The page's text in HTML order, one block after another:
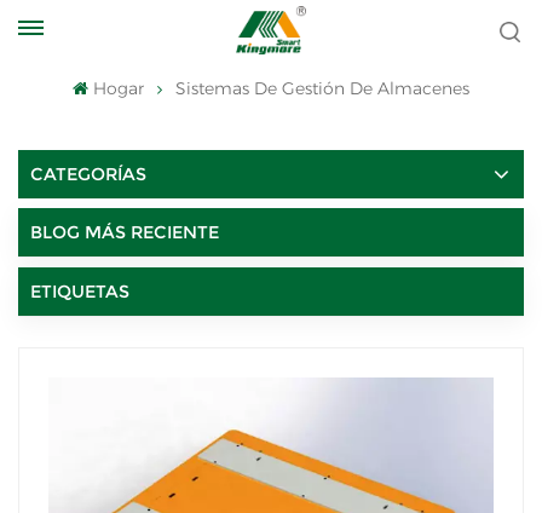
Hogar Sistemas De Gestión De Almacenes
CATEGORÍAS
BLOG MÁS RECIENTE
ETIQUETAS